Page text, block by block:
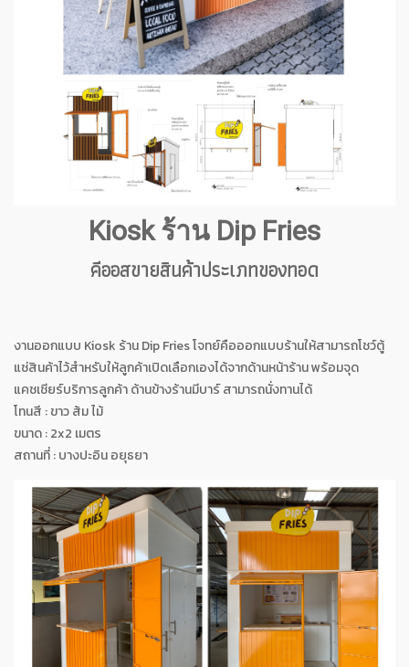
Kiosk ร้าน Dip Fries
คีออสขายสินค้าประเภทของทอด
งานออกแบบ Kiosk ร้าน Dip Fries โจทย์คือออกแบบร้านให้สามารถโชว์ตู้
แช่สินค้าไว้สำหรับให้ลูกค้าเปิดเลือกเองได้จากด้านหน้าร้าน พร้อมจุด
แคชเชียร์บริการลูกค้า ด้านข้างร้านมีบาร์ สามารถนั่งทานได้
โทนสี : ขาว ส้ม ไม้
ขนาด : 2x2 เมตร
สถานที่ : บางปะอิน อยุธยา